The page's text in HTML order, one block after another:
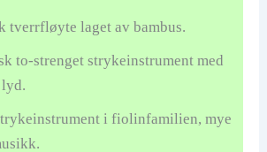
tverrfløyte laget av bambus.
to-strenget strykeinstrument med
i fiolinfamilien, mye